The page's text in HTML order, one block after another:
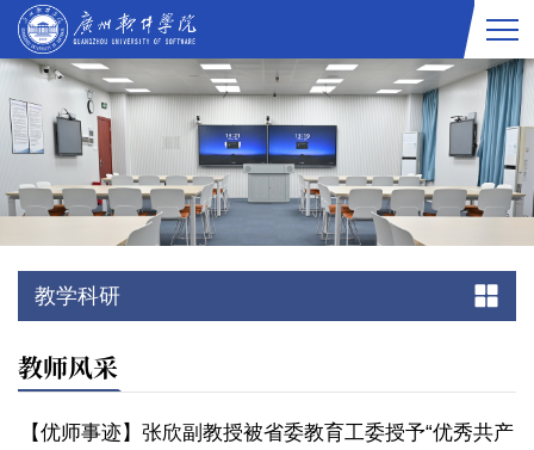
教学科研
教师风采
【优师事迹】张欣副教授被省委教育工委授予“优秀共产